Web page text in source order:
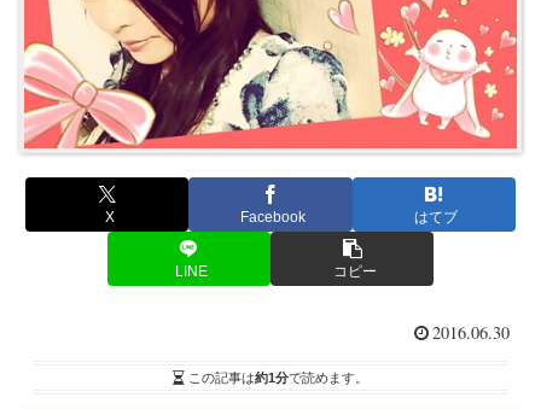
X Facebook はてブ
LINE コピー
2016.06.30
この記事は約1分で読めます。